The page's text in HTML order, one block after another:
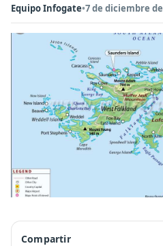
Equipo Infogate•7 de diciembre de
Compartir